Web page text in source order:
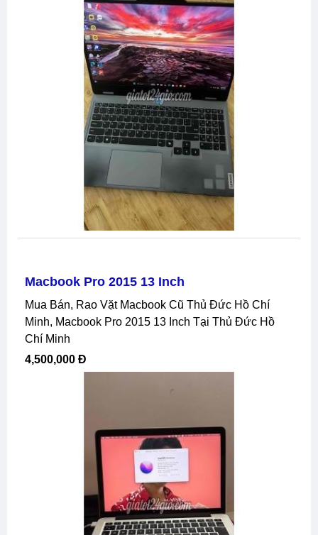
Macbook Pro 2015 13 Inch
Mua Bán, Rao Vặt Macbook Cũ Thủ Đức Hồ Chí
Minh, Macbook Pro 2015 13 Inch Tại Thủ Đức Hồ
Chí Minh
4,500,000 Đ